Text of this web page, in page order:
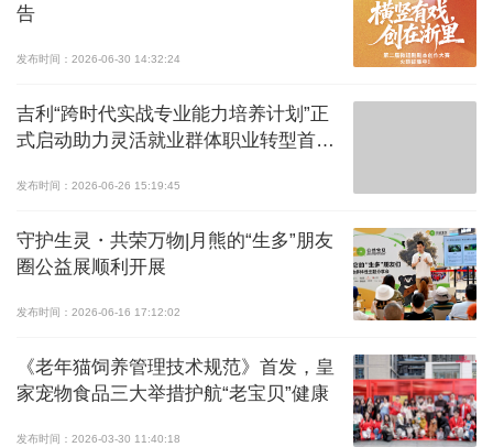
告
发布时间：2026-06-30 14:32:24
吉利“跨时代实战专业能力培养计划”正
式启动助力灵活就业群体职业转型首期
发布时间：2026-06-26 15:19:45
守护生灵・共荣万物|月熊的“生多”朋友
圈公益展顺利开展
发布时间：2026-06-16 17:12:02
《老年猫饲养管理技术规范》首发，皇
家宠物食品三大举措护航“老宝贝”健康
发布时间：2026-03-30 11:40:18